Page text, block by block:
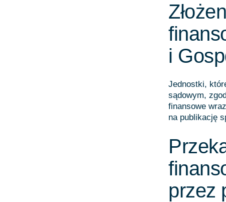
i
Jednostki,
sądowym,
finansowe
na publikację
przez